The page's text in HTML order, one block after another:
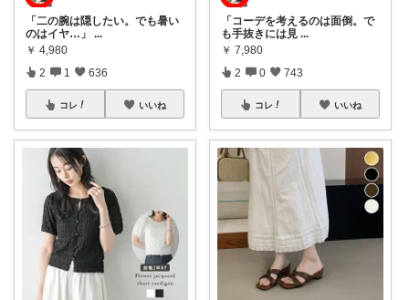
「二の腕は隠したい。でも暑い
のはイヤ…」 ...
￥ 4,980
2 1 636
コレ いいね
「コーデを考えるのは面倒。で
も手抜きには見 ...
￥ 7,980
2 0 743
コレ いいね